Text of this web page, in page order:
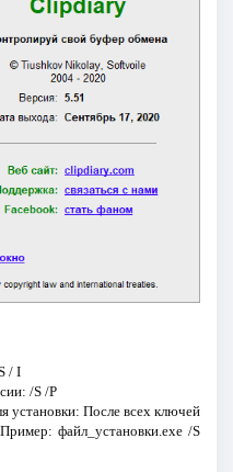
/ I
/S /P
установки: После всех ключей
файл_установки.exe /S